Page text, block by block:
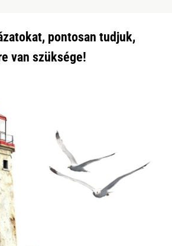
pontosan tudjuk,
van szüksége!